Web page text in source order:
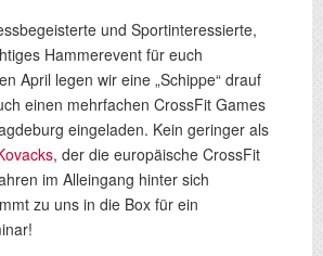
und Sportinteressierte,
Hammerevent für euch
April legen wir eine „Schippe“ drauf
einen mehrfachen CrossFit Games
eingeladen. Kein geringer als
, der die europäische CrossFit
im Alleingang hinter sich
zu uns in die Box für ein